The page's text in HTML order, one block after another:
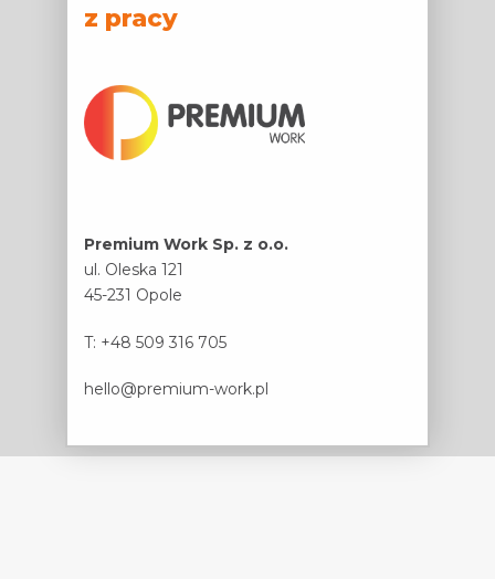
z pracy
Premium Work Sp. z o.o.
ul. Oleska 121
45-231 Opole
T: +48 509 316 705
hello@premium-work.pl